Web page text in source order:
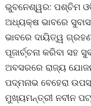
ଭୁବନେଶ୍ୱର: ପଶ୍ଚିମ
ଅଧ୍ୟକ୍ଷ ଭାବରେ
ଭାବରେ ଦାୟିତ୍ୱ
ପୂଜାର୍ଚ୍ଚନା କରିବା ସହ
ଅବସରରେ ରାଜ୍ୟ
ପଦ୍ମନାଭ ବେହେରା
ମୁଖ୍ୟମନ୍ତ୍ରୀ ନବୀନ